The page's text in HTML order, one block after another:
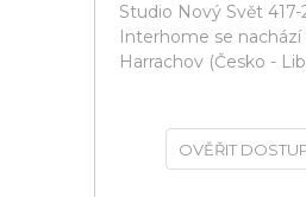
Studio Nový Svět 417-
Interhome se
Harrachov (Česko -
OVĚŘIT